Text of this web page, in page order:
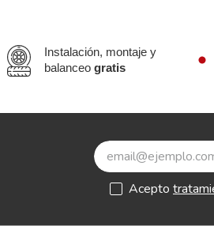
Instalación, montaje y
balanceogratis
Acepto